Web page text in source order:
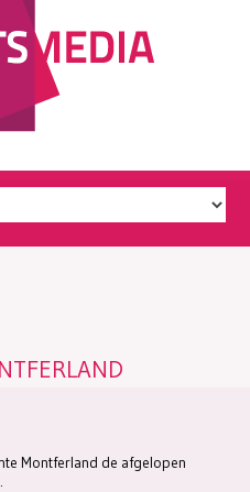
Montferland de afgelopen